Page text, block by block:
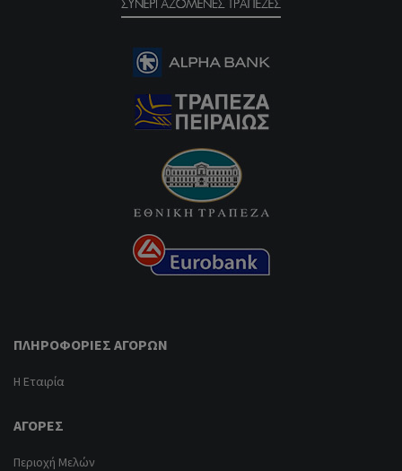
ΠΛΗΡΟΦΟΡΊΕΣ ΑΓΟΡΏΝ
Η Εταιρία
ΑΓΟΡΈΣ
Περιοχή Μελών